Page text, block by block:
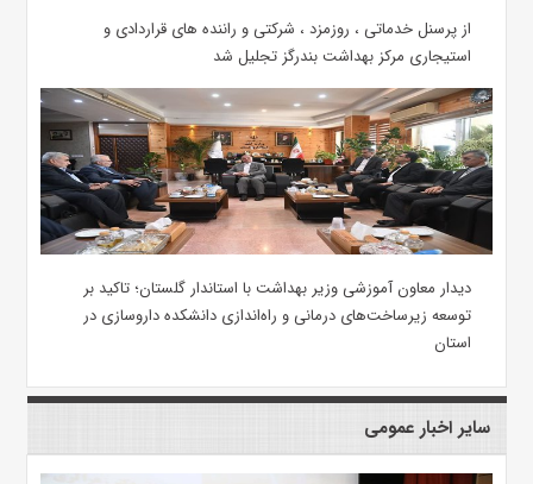
از پرسنل خدماتی ، روزمزد ، شرکتی و راننده های قراردادی و
استیجاری مرکز بهداشت بندرگز تجلیل شد
دیدار معاون آموزشی وزیر بهداشت با استاندار گلستان؛ تاکید بر
توسعه زیرساخت‌های درمانی و راه‌اندازی دانشکده داروسازی در
استان
سایر اخبار عمومی